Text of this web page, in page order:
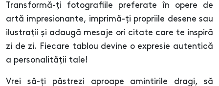
Transformă-ți fotografiile preferate în opere de
artă impresionante, imprimă-ți propriile desene sau
ilustrații și adaugă mesaje ori citate care te inspiră
zi de zi. Fiecare tablou devine o expresie autentică
a personalității tale!
Vrei să-ți păstrezi aproape amintirile dragi, să